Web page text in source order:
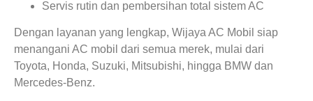
Servis rutin dan pembersihan total sistem AC
Dengan layanan yang lengkap, Wijaya AC Mobil siap
menangani AC mobil dari semua merek, mulai dari
Toyota, Honda, Suzuki, Mitsubishi, hingga BMW dan
Mercedes-Benz.